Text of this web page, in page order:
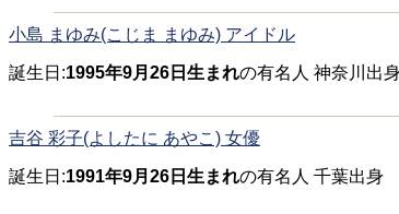
小島 まゆみ(こじま まゆみ) アイドル
誕生日:1995年9月26日生まれの有名人 神奈川出
吉谷 彩子(よしたに あやこ) 女優
誕生日:1991年9月26日生まれの有名人 千葉出身